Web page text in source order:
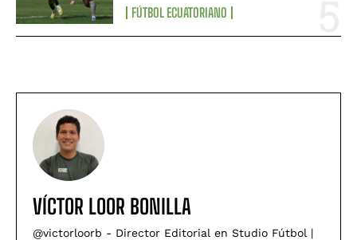
FÚTBOL ECUATORIANO
VÍCTOR LOOR BONILLA
@victorloorb - Director Editorial en Studio Fútbol |